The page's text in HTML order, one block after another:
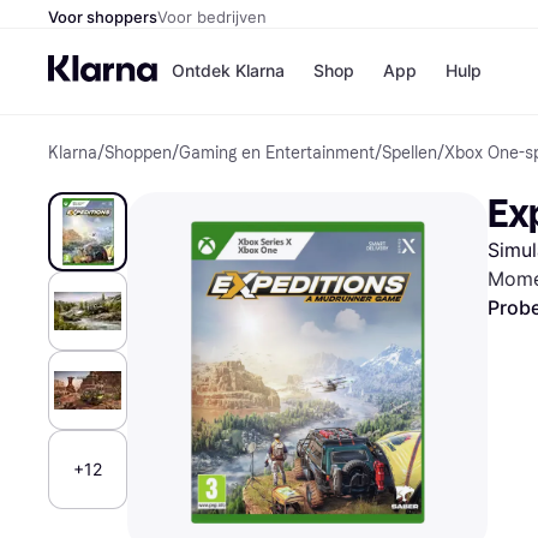
Voor shoppersVoor bedrijven
Ontdek Klarna Shop
Winkels
Bol
H&M
App Hulp
Klarna/Shoppen/Gaming en Entertainment/Spellen/Xbox One-
+12